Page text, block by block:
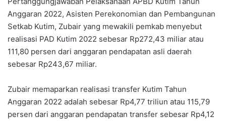
Anggaran 2022, Asisten Perekonomian dan Pembangunan
Setkab Kutim, Zubair yang mewakili pemkab menyebut
realisasi PAD Kutim 2022 sebesar Rp272,43 miliar atau
111,80 persen dari anggaran pendapatan asli daerah
sebesar Rp243,67 miliar.
Zubair memaparkan realisasi transfer Kutim Tahun
Anggaran 2022 adalah sebesar Rp4,77 triliun atau 115,79
persen dari anggaran pendapatan transfer sebesar Rp4,12